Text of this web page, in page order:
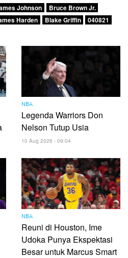
Johnson
Bruce Brown Jr.
Harden Blake Griffin 040821
NBA
Legenda Warriors Don
Nelson Tutup Usia
10 Aug 2026 - 09:04
NBA
Reuni di Houston, Ime
Udoka Punya Ekspektasi
Besar untuk Marcus Smart